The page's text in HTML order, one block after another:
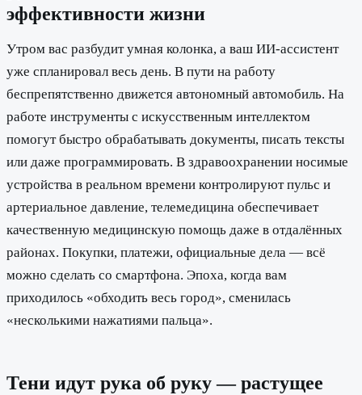
эффективности жизни
Утром вас разбудит умная колонка, а ваш ИИ-ассистент
уже спланировал весь день. В пути на работу
беспрепятственно движется автономный автомобиль. На
работе инструменты с искусственным интеллектом
помогут быстро обрабатывать документы, писать тексты
или даже программировать. В здравоохранении носимые
устройства в реальном времени контролируют пульс и
артериальное давление, телемедицина обеспечивает
качественную медицинскую помощь даже в отдалённых
районах. Покупки, платежи, официальные дела — всё
можно сделать со смартфона. Эпоха, когда вам
приходилось «обходить весь город», сменилась
«несколькими нажатиями пальца».
Тени идут рука об руку — растущее